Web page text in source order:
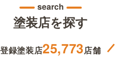
search
塗装店を探す
登録塗装店25,773店舗